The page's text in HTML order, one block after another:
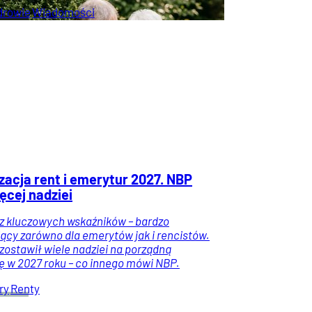
Wiadomości
rent i emerytur 2027. NBP
nadziei
kluczowych wskaźników – bardzo
zarówno dla emerytów jak i rencistów.
wiele nadziei na porządną
w 2027 roku – co innego mówi NBP.
Renty